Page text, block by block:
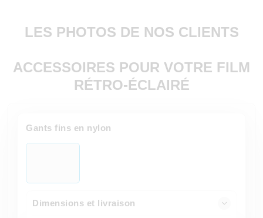
LES PHOTOS DE NOS CLIENTS
ACCESSOIRES POUR VOTRE FILM
RÉTRO-ÉCLAIRÉ
Gants fins en nylon
Dimensions et livraison